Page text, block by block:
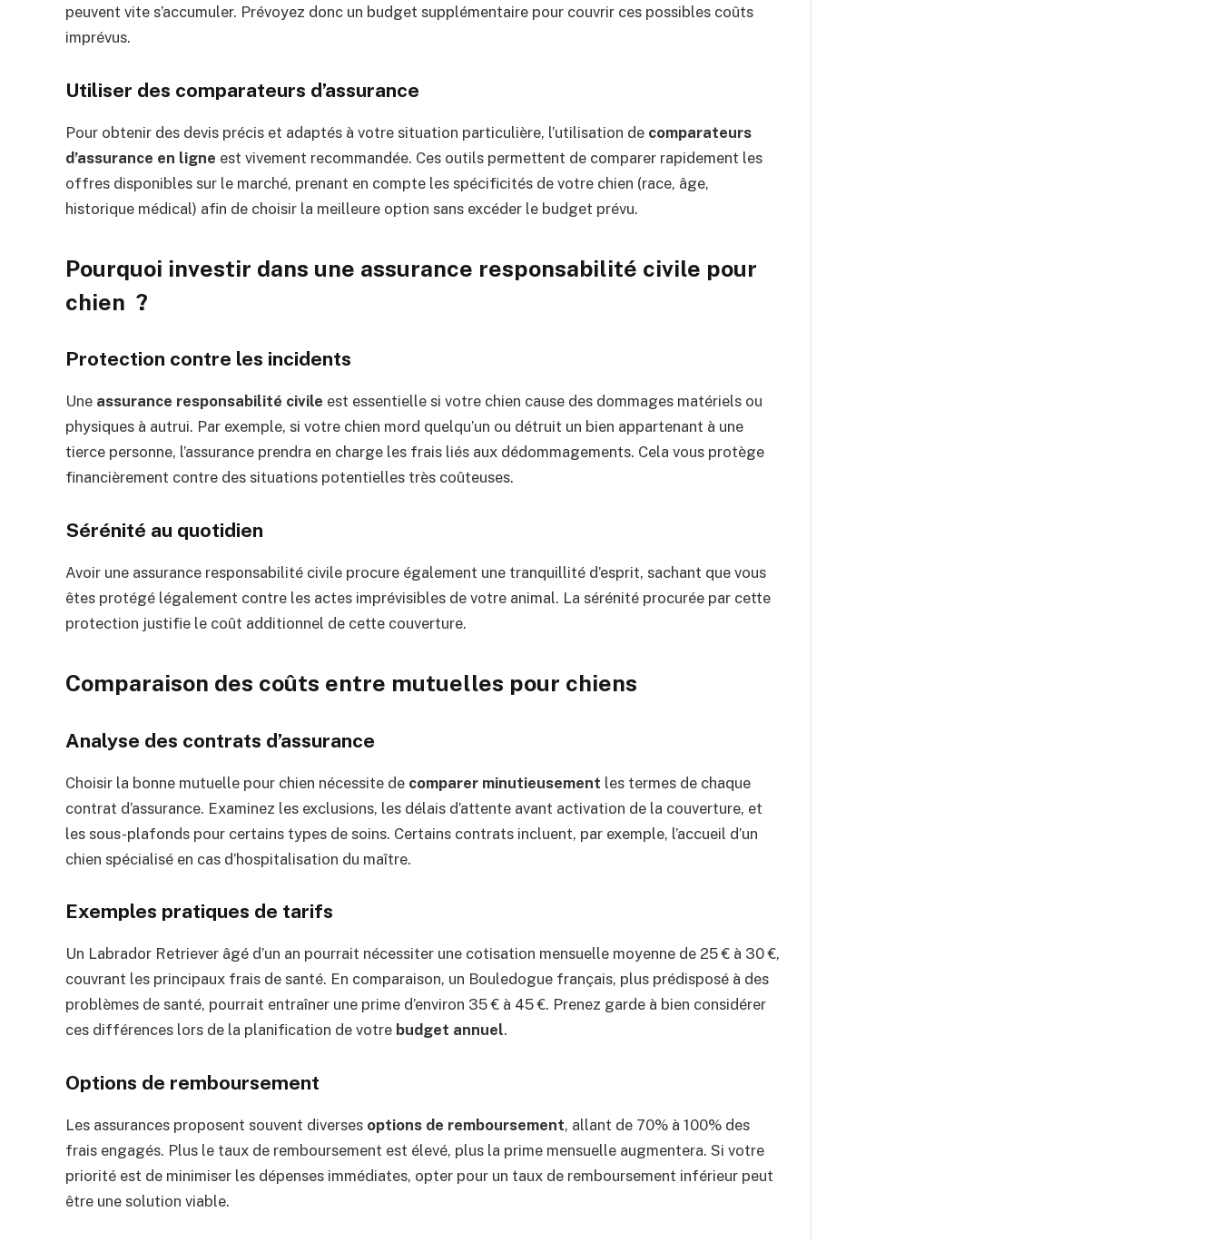
peuvent vite s’accumuler. Prévoyez donc un budget supplémentaire pour couvrir ces possibles coûts
imprévus.
Utiliser des comparateurs d’assurance
Pour obtenir des devis précis et adaptés à votre situation particulière, l’utilisation de comparateurs
d’assurance en ligne est vivement recommandée. Ces outils permettent de comparer rapidement les
offres disponibles sur le marché, prenant en compte les spécificités de votre chien (race, âge,
historique médical) afin de choisir la meilleure option sans excéder le budget prévu.
Pourquoi investir dans une assurance responsabilité civile pour
chien ?
Protection contre les incidents
Une assurance responsabilité civile est essentielle si votre chien cause des dommages matériels ou
physiques à autrui. Par exemple, si votre chien mord quelqu’un ou détruit un bien appartenant à une
tierce personne, l’assurance prendra en charge les frais liés aux dédommagements. Cela vous protège
financièrement contre des situations potentielles très coûteuses.
Sérénité au quotidien
Avoir une assurance responsabilité civile procure également une tranquillité d’esprit, sachant que vous
êtes protégé légalement contre les actes imprévisibles de votre animal. La sérénité procurée par cette
protection justifie le coût additionnel de cette couverture.
Comparaison des coûts entre mutuelles pour chiens
Analyse des contrats d’assurance
Choisir la bonne mutuelle pour chien nécessite de comparer minutieusement les termes de chaque
contrat d’assurance. Examinez les exclusions, les délais d’attente avant activation de la couverture, et
les sous-plafonds pour certains types de soins. Certains contrats incluent, par exemple, l’accueil d’un
chien spécialisé en cas d’hospitalisation du maître.
Exemples pratiques de tarifs
Un Labrador Retriever âgé d’un an pourrait nécessiter une cotisation mensuelle moyenne de 25 € à 30 €,
couvrant les principaux frais de santé. En comparaison, un Bouledogue français, plus prédisposé à des
problèmes de santé, pourrait entraîner une prime d’environ 35 € à 45 €. Prenez garde à bien considérer
ces différences lors de la planification de votre budget annuel.
Options de remboursement
Les assurances proposent souvent diverses options de remboursement, allant de 70% à 100% des
frais engagés. Plus le taux de remboursement est élevé, plus la prime mensuelle augmentera. Si votre
priorité est de minimiser les dépenses immédiates, opter pour un taux de remboursement inférieur peut
être une solution viable.